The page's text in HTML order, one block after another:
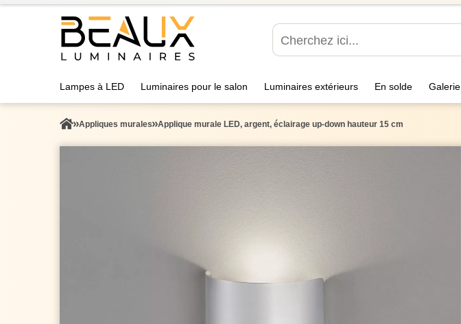
Lampes à LED Luminaires pour le salon Luminaires extérieurs En solde Galerie
Appliques murales Applique murale LED, argent, éclairage up-down hauteur 15 cm